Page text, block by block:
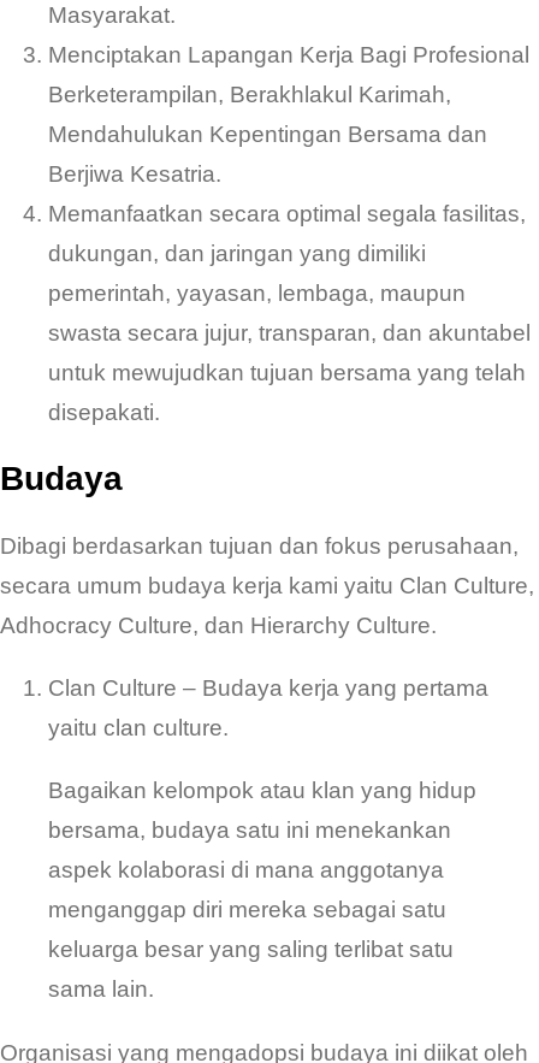
Masyarakat.
Menciptakan Lapangan Kerja Bagi Profesional
Berketerampilan, Berakhlakul Karimah,
Mendahulukan Kepentingan Bersama dan
Berjiwa Kesatria.
Memanfaatkan secara optimal segala fasilitas,
dukungan, dan jaringan yang dimiliki
pemerintah, yayasan, lembaga, maupun
swasta secara jujur, transparan, dan akuntabel
untuk mewujudkan tujuan bersama yang telah
disepakati.
Budaya
Dibagi berdasarkan tujuan dan fokus perusahaan,
secara umum budaya kerja kami yaitu Clan Culture,
Adhocracy Culture, dan Hierarchy Culture.
Clan Culture – Budaya kerja yang pertama
yaitu clan culture.
Bagaikan kelompok atau klan yang hidup
bersama, budaya satu ini menekankan
aspek kolaborasi di mana anggotanya
menganggap diri mereka sebagai satu
keluarga besar yang saling terlibat satu
sama lain.
Organisasi yang mengadopsi budaya ini diikat oleh